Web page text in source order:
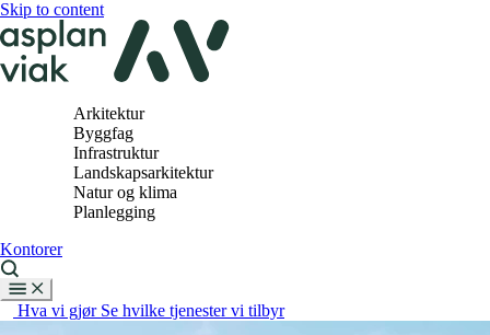
Skip to content
Arkitektur
Byggfag
Infrastruktur
Landskapsarkitektur
Natur og klima
Planlegging
Kontorer
Hva vi gjør Se hvilke tjenester vi tilbyr